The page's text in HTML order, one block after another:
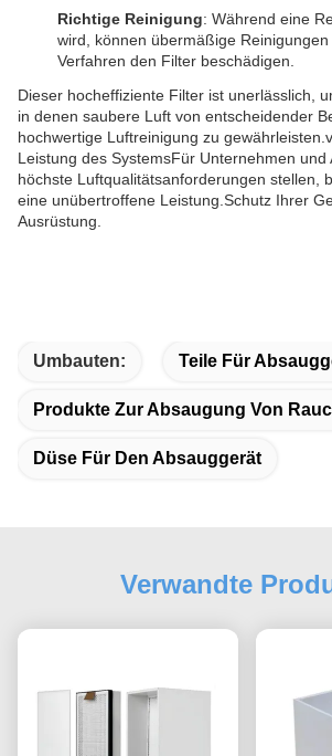
Richtige Reinigung: Während eine
wird, können übermäßige
Verfahren den Filter beschädigen.
Dieser hocheffiziente Filter ist unerlässlich,
in denen saubere Luft von entscheidender
hochwertige Luftreinigung zu
Leistung des SystemsFür Unternehmen und
höchste Luftqualitätsanforderungen stellen,
eine unübertroffene Leistung.Schutz Ihrer
Ausrüstung.
Umbauten: Teile Für
Produkte Zur Absaugung Von
Düse Für Den Absauggerät
Verwandte